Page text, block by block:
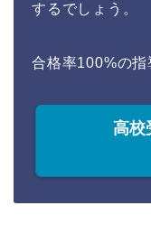
するでしょう。
合格率100%の指
高校